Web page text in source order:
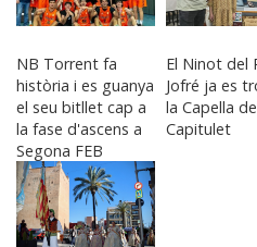
NB Torrent fa
història i es guanya
el seu bitllet cap a
la fase d'ascens a
Segona FEB
El Ninot del
Jofré ja es
la Capella
Capitulet